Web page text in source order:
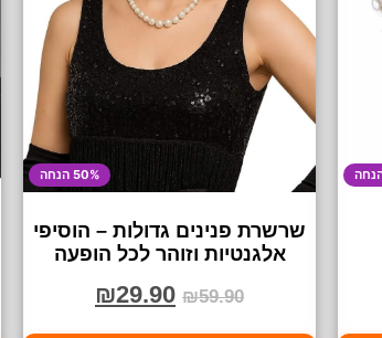
50% הנחה
שרשרת פנינים גדולות – הוסיפי
אלגנטיות וזוהר לכל הופעה
₪59.90
₪29.90